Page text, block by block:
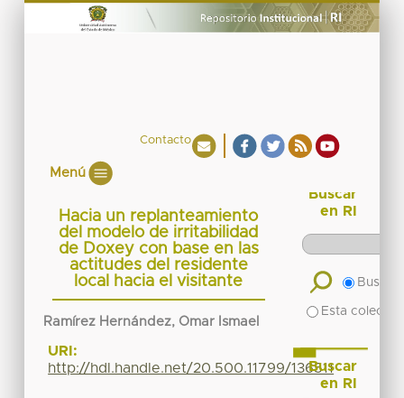
Contacto
Menú
Hacia un replanteamiento
del modelo de irritabilidad
de Doxey con base en las
actitudes del residente
local hacia el visitante
Ramírez Hernández, Omar Ismael
URI:
http://hdl.handle.net/20.500.11799/136511
Buscar
en RI
Buscar
Esta
Buscar
en RI